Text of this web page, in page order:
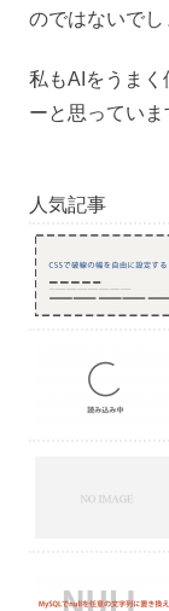
のではないでし
私もAIをうまく
ーと思っていま
人気記事